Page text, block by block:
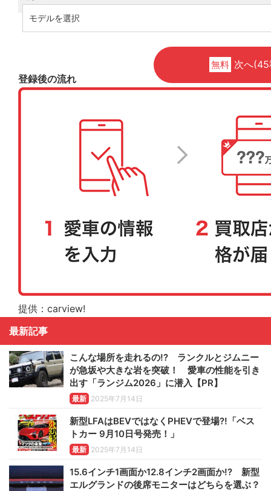
無料 次へ
登録後の流れ
提供：carview!
最新記事
こんな場所を走れるの!? ランクルとジムニー
が急坂や大きな岩を突破！ 愛車の性能を引き
出す「ランジム2026」に潜入【PR】
最新 2025年7月14日
新型LFAはBEVではなくPHEVで登場?!「ベス
トカー 9月10日号発売！」
最新 2025年7月14日
15.6インチ1画面か12.8インチ2画面か!? 新型
エルグランドの後席モニターはどちらを選ぶ？